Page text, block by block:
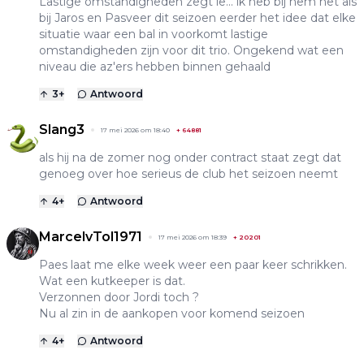
bij Jaros en Pasveer dit seizoen eerder het idee dat elke
situatie waar een bal in voorkomt lastige
omstandigheden zijn voor dit trio. Ongekend wat een
niveau die az'ers hebben binnen gehaald
3+ Antwoord
Slang3 17 mei 2026 om 18:40 + 64881
als hij na de zomer nog onder contract staat zegt dat
genoeg over hoe serieus de club het seizoen neemt
4+ Antwoord
MarcelvTol1971 17 mei 2026 om 18:39 + 20201
Paes laat me elke week weer een paar keer schrikken.
Wat een kutkeeper is dat.
Verzonnen door Jordi toch ?
Nu al zin in de aankopen voor komend seizoen
4+ Antwoord